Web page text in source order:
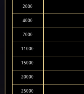
2000
4000
7000
11000
15000
20000
25000